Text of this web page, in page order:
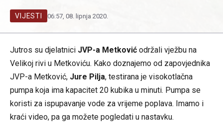
VIJESTI 06:57, 08. lipnja 2020.
Jutros su djelatnici JVP-a Metković održali vježbu na
Velikoj rivi u Metkoviću. Kako doznajemo od zapovjednika
JVP-a Metković, Jure Pilja, testirana je visokotlačna
pumpa koja ima kapacitet 20 kubika u minuti. Pumpa se
koristi za ispupavanje vode za vrijeme poplava. Imamo i
kraći video, pa ga možete pogledati u nastavku.